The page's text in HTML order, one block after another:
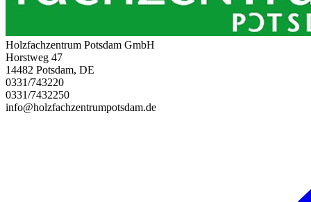
Holzfachzentrum Potsdam GmbH
Horstweg 47
14482 Potsdam, DE
0331/743220
0331/7432250
info@holzfachzentrumpotsdam.de